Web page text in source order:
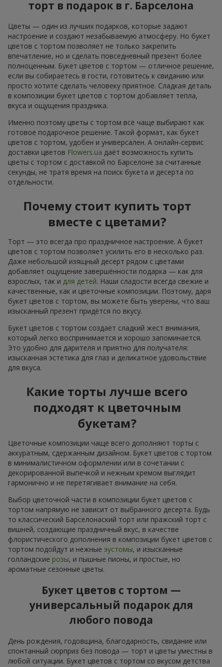
торт в подарок в г. Барселона
Цветы — один из лучших подарков, которые задают
настроение и создают незабываемую атмосферу. Но букет
цветов с тортом позволяет не только закрепить
впечатление, но и сделать повседневный презент более
полноценным. Букет цветов с тортом — отличное решение,
если вы собираетесь в гости, готовитесь к свиданию или
просто хотите сделать человеку приятное. Сладкая деталь
в композиции букет цветов с тортом добавляет тепла,
вкуса и ощущения праздника.
Именно поэтому цветы с тортом всё чаще выбирают как
готовое подарочное решение. Такой формат, как букет
цветов с тортом, удобен и универсален. А онлайн-сервис
доставки цветов Flowers.ua даёт возможность купить
цветы с тортом с доставкой по Барселоне за считанные
секунды, не тратя время на поиск букета и десерта по
отдельности.
Почему стоит купить торт
вместе с цветами?
Торт — это всегда про праздничное настроение. А букет
цветов с тортом позволяет усилить его в несколько раз.
Даже небольшой изящный десерт рядом с цветами
добавляет ощущение завершённости подарка — как для
взрослых, так и для детей. Наши сладости всегда свежие и
качественные, как и цветочные композиции. Поэтому, даря
букет цветов с тортом, вы можете быть уверены, что ваш
изысканный презент придётся по вкусу.
Букет цветов с тортом создаёт сладкий жест внимания,
который легко воспринимается и хорошо запоминается.
Это удобно для дарителя и приятно для получателя:
изысканная эстетика для глаз и деликатное удовольствие
для вкуса.
Какие торты лучше всего
подходят к цветочным
букетам?
Цветочные композиции чаще всего дополняют торты с
аккуратным, сдержанным дизайном. Букет цветов с тортом
в минималистичном оформлении или в сочетании с
декорированной выпечкой и нежным кремом выглядит
гармонично и не перетягивает внимание на себя.
Выбор цветочной части в композиции букет цветов с
тортом напрямую не зависит от выбранного десерта. Будь
то классический Барселонаский торт или пражский торт с
вишней, создающие праздничный вкус, в качестве
флористического дополнения в композиции букет цветов с
тортом подойдут и нежные эустомы, и изысканные
голландские розы, и пышные пионы, и простые, но
ароматные сезонные цветы.
Букет цветов с тортом —
универсальный подарок для
любого повода
День рождения, годовщина, благодарность, свидание или
спонтанный сюрприз без повода — торт и цветы уместны в
любой ситуации. Букет цветов с тортом со вкусом детства